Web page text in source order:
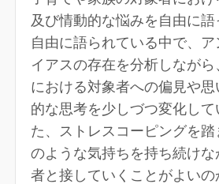
及び情動的な悩みを自由に語
自由に語られている中で、
イアスの存在を分析しなが
における対象者への偏見や
的な思考を少しづつ変化して
た、ストレスコーピングを
のような気持ちを持ち続けな
者と接していくことがよいの